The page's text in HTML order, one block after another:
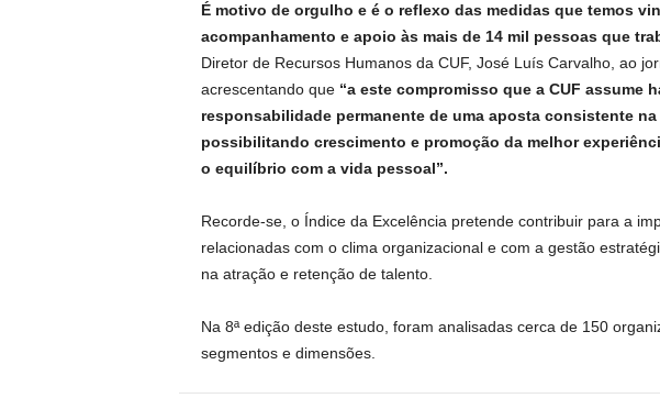
É motivo de orgulho e é o reflexo das medidas que temos
acompanhamento e apoio às mais de 14 mil pessoas que
Diretor de Recursos Humanos da CUF, José Luís Carvalho, ao
acrescentando que “a este compromisso que a CUF assume
responsabilidade permanente de uma aposta consistente
possibilitando crescimento e promoção da melhor
o equilíbrio com a vida pessoal”.
Recorde-se, o Índice da Excelência pretende contribuir para a
relacionadas com o clima organizacional e com a gestão
na atração e retenção de talento.
Na 8ª edição deste estudo, foram analisadas cerca de 150
segmentos e dimensões.